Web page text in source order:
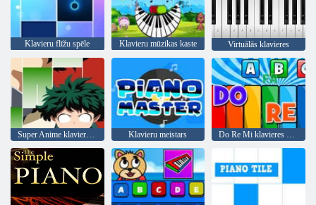
Klavieru flīžu spēle Klavieru mūzikas kaste Virtuālās klavieres
Super Anime klavieru flīzes Klavieru meistars Do Re Mi klavieres bērniem